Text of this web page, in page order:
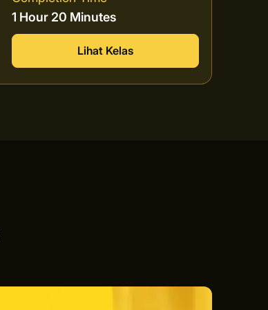
1 Hour 20 Minutes
Lihat Kelas